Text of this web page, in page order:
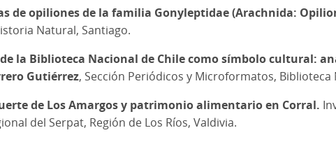
de opiliones de la familia Gonyleptidae (Arachnida:
Natural, Santiago.
la Biblioteca Nacional de Chile como símbolo cultural:
Gutiérrez, Sección Periódicos y Microformatos, Biblioteca
de Los Amargos y patrimonio alimentario en Corral.
del Serpat, Región de Los Ríos, Valdivia.